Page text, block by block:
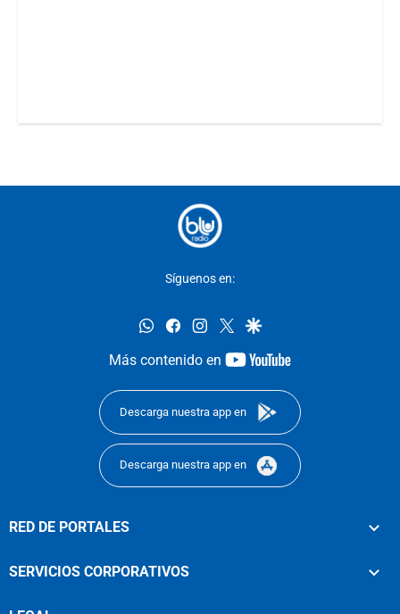
Síguenos en:
whatsappfacebookinstagram
twittergoogle
Más contenido en
youtube-
Descarga nuestra app en
Descarga nuestra app en
RED DE PORTALES
SERVICIOS CORPORATIVOS